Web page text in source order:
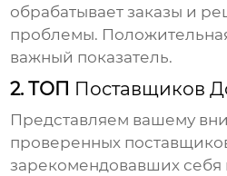
обрабатывает заказы и
проблемы.
важный показатель.
2. ТОП Поставщиков
Представляем вашему
проверенных
зарекомендовавших себя